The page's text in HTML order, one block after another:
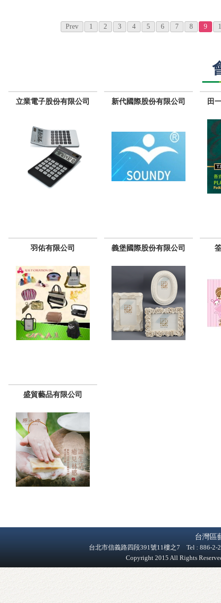
Prev 1 2 3 4 5 6 7 8 9
立業電子股份有限公司 新代國際股份有限公司 田
羽佑有限公司 義堡國際股份有限公司
盛貿藝品有限公司
台灣區
台北市信義路四段391號11樓之7 Tel : 886-
Copyright 2015 All Rights